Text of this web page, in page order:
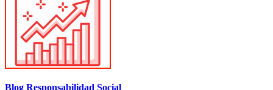
Blog Responsabilidad Social